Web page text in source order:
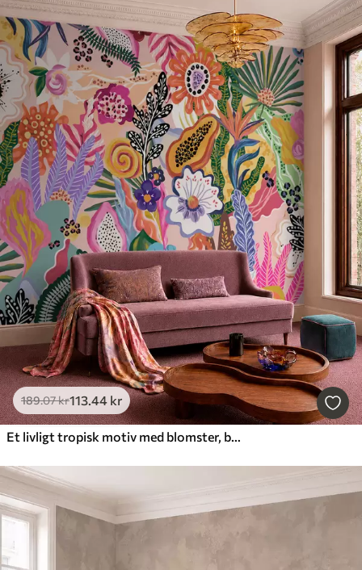
189.07kr113.44 kr
Et livligt tropisk motiv med blomster, blade og farverige frugter